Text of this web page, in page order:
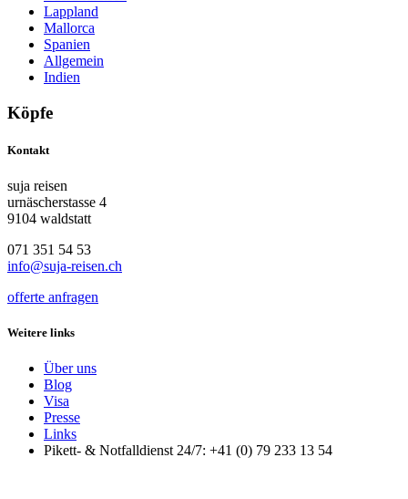
Lappland
Mallorca
Spanien
Allgemein
Indien
Köpfe
Kontakt
suja reisen
urnäscherstasse 4
9104 waldstatt
071 351 54 53
info@suja-reisen.ch
offerte anfragen
Weitere links
Über uns
Blog
Visa
Presse
Links
Pikett- & Notfalldienst 24/7: +41 (0) 79 233 13 54